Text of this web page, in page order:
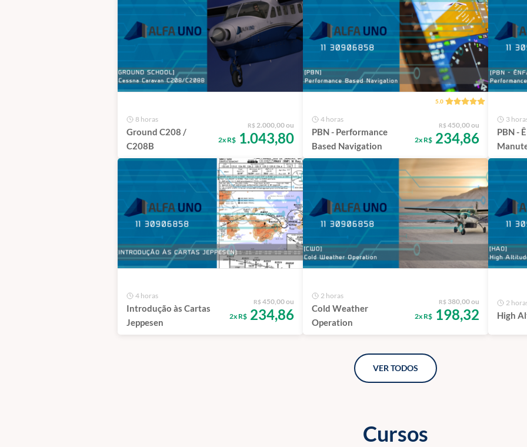
8 horas
Ground C208 /
C208B
R$ 2.000,00 ou
2x R$1.043,80
5.0
4 horas
PBN - Performance
Based Navigation
R$ 450,00 ou
2x R$234,86
3
PBN -
4 horas
Introdução às Cartas
Jeppesen
R$ 450,00 ou
2x R$234,86
2 horas
Cold Weather
Operation
R$ 380,00 ou
2x R$198,32
2
High
VER TODOS
Cursos